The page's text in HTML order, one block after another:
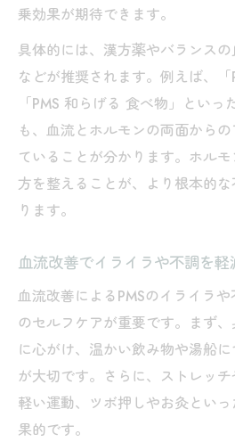
乗効果が期待できます。
具体的には、漢方薬やバランス
などが推奨されます。例えば、
「PMS 和らげる 食べ物」といっ
も、血流とホルモンの両面から
ていることが分かります。ホル
方を整えることが、より根本的
ります。
血流改善でイライラや不調を
血流改善によるPMSのイライラ
のセルフケアが重要です。まず
に心がけ、温かい飲み物や湯船
が大切です。さらに、ストレッ
軽い運動、ツボ押しやお灸とい
果的です。